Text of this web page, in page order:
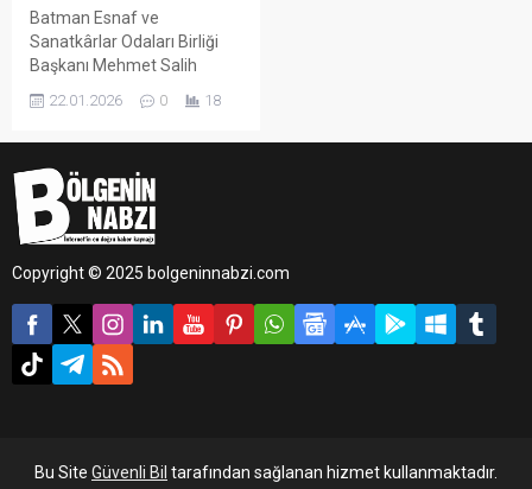
Batman Esnaf ve
Sanatkârlar Odaları Birliği
Başkanı Mehmet Salih
Eğitim Müdürü Yaşar Ciğer’i
gerçekleşen görüşmede,
eğitim camiası ile esnafı
ilgilendiren güncel konular
22.01.2026 0 18
Copyright © 2025 bolgeninnabzi.com
Bu Site Güvenli Bil tarafından sağlanan hizmet kullanmaktadır.